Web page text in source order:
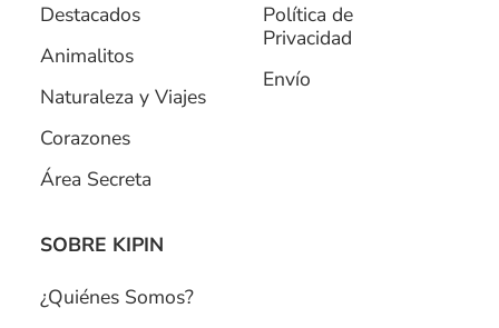
Destacados
Animalitos
Naturaleza y Viajes
Corazones
Área Secreta
Política de
Privacidad
Envío
SOBRE KIPIN
¿Quiénes Somos?